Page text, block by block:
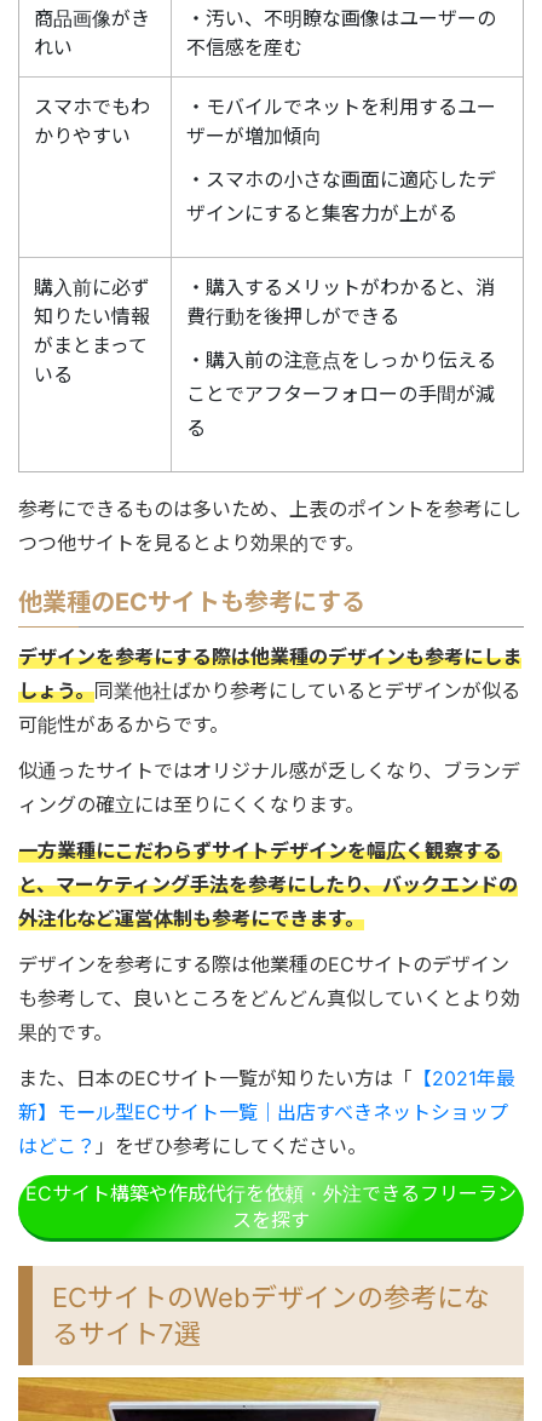
商品画像がき
れい
・汚い、不明瞭な画像はユーザーの
不信感を産む
スマホでもわ
かりやすい
・モバイルでネットを利用するユー
ザーが増加傾向
・スマホの小さな画面に適応したデ
ザインにすると集客力が上がる
購入前に必ず
知りたい情報
がまとまって
いる
・購入するメリットがわかると、消
費行動を後押しができる
・購入前の注意点をしっかり伝える
ことでアフターフォローの手間が減
る
参考にできるものは多いため、上表のポイントを参考にし
つつ他サイトを見るとより効果的です。
他業種のECサイトも参考にする
デザインを参考にする際は他業種のデザインも参考にしま
しょう。同業他社ばかり参考にしているとデザインが似る
可能性があるからです。
似通ったサイトではオリジナル感が乏しくなり、ブランデ
ィングの確立には至りにくくなります。
一方業種にこだわらずサイトデザインを幅広く観察する
と、マーケティング手法を参考にしたり、バックエンドの
外注化など運営体制も参考にできます。
デザインを参考にする際は他業種のECサイトのデザイン
も参考して、良いところをどんどん真似していくとより効
果的です。
また、日本のECサイト一覧が知りたい方は「 【2021年最
新】モール型ECサイト一覧｜出店すべきネットショップ
はどこ？ 」をぜひ参考にしてください。
ECサイト構築や作成代行を依頼・外注できるフリーラン
スを探す
ECサイトのWebデザインの参考にな
るサイト7選